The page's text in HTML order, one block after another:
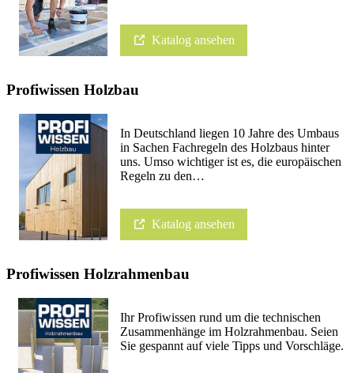
Katalog ansehen
Profiwissen Holzbau
In Deutschland liegen 10 Jahre des Umbaus
in Sachen Fachregeln des Holzbaus hinter
uns. Umso wichtiger ist es, die europäischen
Regeln zu den…
Katalog ansehen
Profiwissen Holzrahmenbau
Ihr Profiwissen rund um die technischen
Zusammenhänge im Holzrahmenbau. Seien
Sie gespannt auf viele Tipps und Vorschläge.